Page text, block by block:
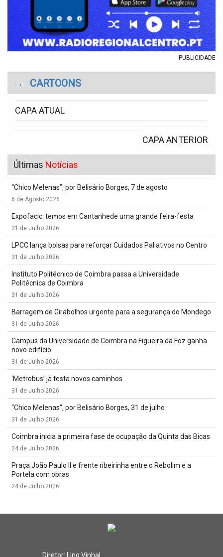
PUBLICIDADE
→ CARTOONS
CAPA ATUAL
CAPA ANTERIOR
Últimas Notícias
“Chico Melenas”, por Belisário Borges, 7 de agosto
6 de Agosto 2026
Expofacic: temos em Cantanhede uma grande feira-festa
31 de Julho 2026
LPCC lança bolsas para reforçar Cuidados Paliativos no Centro
31 de Julho 2026
Instituto Politécnico de Coimbra passa a Universidade
Politécnica de Coimbra
31 de Julho 2026
Barragem de Girabolhos urgente para a segurança do Mondego
31 de Julho 2026
Campus da Universidade de Coimbra na Figueira da Foz ganha
novo edifício
31 de Julho 2026
‘Metrobus’ já testa novos caminhos
31 de Julho 2026
“Chico Melenas”, por Belisário Borges, 31 de julho
31 de Julho 2026
Coimbra inicia a primeira fase de ocupação da Quinta das Bicas
24 de Julho 2026
Praça João Paulo II e frente ribeirinha entre o Rebolim e a
Portela com obras
24 de Julho 2026
Diretor: Lino Vinhal